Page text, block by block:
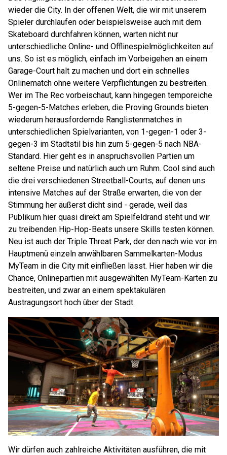
wieder die City. In der offenen Welt, die wir mit unserem
Spieler durchlaufen oder beispielsweise auch mit dem
Skateboard durchfahren können, warten nicht nur
unterschiedliche Online- und Offlinespielmöglichkeiten auf
uns. So ist es möglich, einfach im Vorbeigehen an einem
Garage-Court halt zu machen und dort ein schnelles
Onlinematch ohne weitere Verpflichtungen zu bestreiten.
Wer im The Rec vorbeischaut, kann hingegen temporeiche
5-gegen-5-Matches erleben, die Proving Grounds bieten
wiederum herausfordernde Ranglistenmatches in
unterschiedlichen Spielvarianten, von 1-gegen-1 oder 3-
gegen-3 im Stadtstil bis hin zum 5-gegen-5 nach NBA-
Standard. Hier geht es in anspruchsvollen Partien um
seltene Preise und natürlich auch um Ruhm. Cool sind auch
die drei verschiedenen Streetball-Courts, auf denen uns
intensive Matches auf der Straße erwarten, die von der
Stimmung her äußerst dicht sind - gerade, weil das
Publikum hier quasi direkt am Spielfeldrand steht und wir
zu treibenden Hip-Hop-Beats unsere Skills testen können.
Neu ist auch der Triple Threat Park, der den nach wie vor im
Hauptmenü einzeln anwählbaren Sammelkarten-Modus
MyTeam in die City mit einfließen lässt. Hier haben wir die
Chance, Onlinepartien mit ausgewählten MyTeam-Karten zu
bestreiten, und zwar an einem spektakulären
Austragungsort hoch über der Stadt.
Wir dürfen auch zahlreiche Aktivitäten ausführen, die mit